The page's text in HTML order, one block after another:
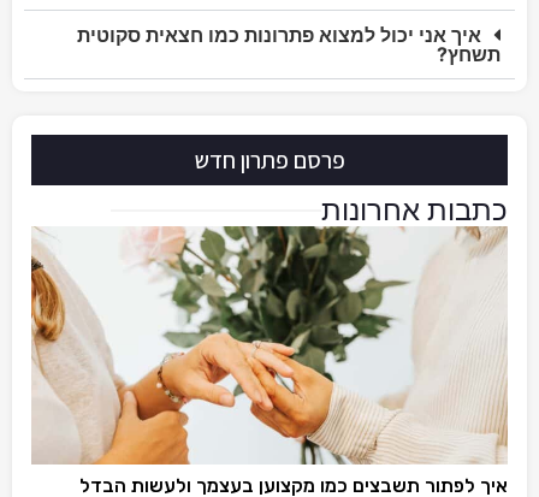
איך אני יכול למצוא פתרונות כמו חצאית סקוטית
תשחץ?
פרסם פתרון חדש
כתבות אחרונות
איך לפתור תשבצים כמו מקצוען בעצמך ולעשות הבדל